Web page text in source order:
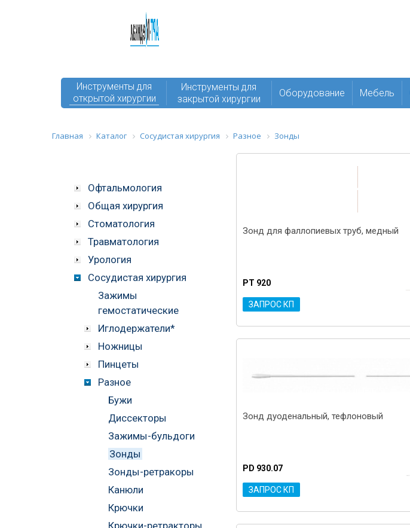
Инструменты для
открытой хирургии
Инструменты для
закрытой хирургии
Оборудование Мебель
Главная Каталог Сосудистая хирургия Разное Зонды
Офтальмология
Общая хирургия
Стоматология
Травматология
Урология
Сосудистая хирургия
Зажимы
гемостатические
Иглодержатели*
Ножницы
Пинцеты
Разное
Бужи
Диссекторы
Зажимы-бульдоги
Зонды
Зонды-ретракоры
Канюли
Крючки
Крючки-ретракторы
Зонд для фаллопиевых труб, медный
PT 920
ЗАПРОС КП
Зонд дуоденальный, тефлоновый
PD 930.07
ЗАПРОС КП